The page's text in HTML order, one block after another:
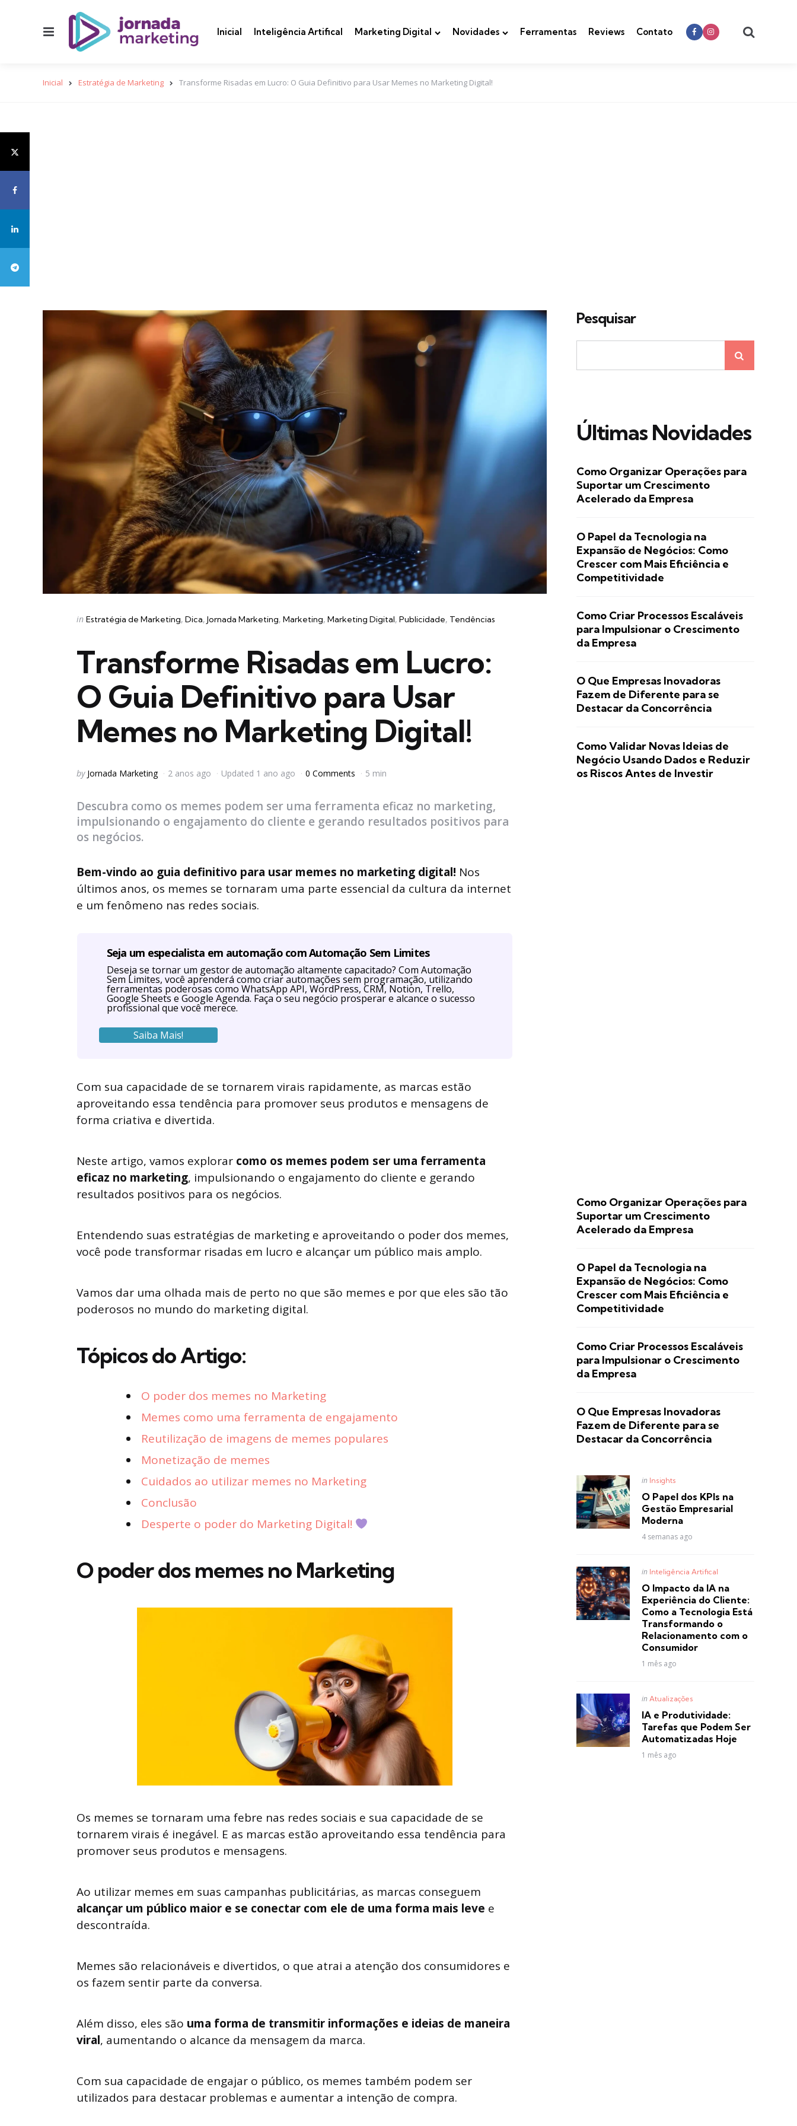
Inicial Inteligência Artifical Marketing Digital Novidades Ferramentas Reviews Contato
Inicial Estratégia de Marketing Transforme Risadas em Lucro: O Guia Definitivo para Usar Memes no Marketing Digital!
Categories
Posted
in Estratégia de Marketing Dica Jornada Marketing Marketing Marketing Digital Publicidade Tendências
Transforme Risadas em Lucro:
O Guia Definitivo para Usar
Memes no Marketing Digital!
Posted
by Jornada Marketing 2 anos ago Updated 1 ano ago 0 Comments 5 min
Descubra como os memes podem ser uma ferramenta eficaz no marketing,
impulsionando o engajamento do cliente e gerando resultados positivos para
os negócios.
Bem-vindo ao guia definitivo para usar memes no marketing digital! Nos
últimos anos, os memes se tornaram uma parte essencial da cultura da internet
e um fenômeno nas redes sociais.
Seja um especialista em automação com Automação Sem Limites
Deseja se tornar um gestor de automação altamente capacitado? Com Automação
Sem Limites, você aprenderá como criar automações sem programação, utilizando
ferramentas poderosas como WhatsApp API, WordPress, CRM, Notion, Trello,
Google Sheets e Google Agenda. Faça o seu negócio prosperar e alcance o sucesso
profissional que você merece.
Saiba Mais!
Com sua capacidade de se tornarem virais rapidamente, as marcas estão
aproveitando essa tendência para promover seus produtos e mensagens de
forma criativa e divertida.
Neste artigo, vamos explorar como os memes podem ser uma ferramenta
eficaz no marketing, impulsionando o engajamento do cliente e gerando
resultados positivos para os negócios.
Entendendo suas estratégias de marketing e aproveitando o poder dos memes,
você pode transformar risadas em lucro e alcançar um público mais amplo.
Vamos dar uma olhada mais de perto no que são memes e por que eles são tão
poderosos no mundo do marketing digital.
Tópicos do Artigo:
O poder dos memes no Marketing
Memes como uma ferramenta de engajamento
Reutilização de imagens de memes populares
Monetização de memes
Cuidados ao utilizar memes no Marketing
Conclusão
Desperte o poder do Marketing Digital!
O poder dos memes no Marketing
Os memes se tornaram uma febre nas redes sociais e sua capacidade de se
tornarem virais é inegável. E as marcas estão aproveitando essa tendência para
promover seus produtos e mensagens.
Ao utilizar memes em suas campanhas publicitárias, as marcas conseguem
alcançar um público maior e se conectar com ele de uma forma mais leve e
descontraída.
Memes são relacionáveis e divertidos, o que atrai a atenção dos consumidores e
os fazem sentir parte da conversa.
Além disso, eles são uma forma de transmitir informações e ideias de maneira
viral, aumentando o alcance da mensagem da marca.
Com sua capacidade de engajar o público, os memes também podem ser
utilizados para destacar problemas e aumentar a intenção de compra.
Pesquisar
Últimas Novidades
Como Organizar Operações para
Suportar um Crescimento
Acelerado da Empresa
O Papel da Tecnologia na
Expansão de Negócios: Como
Crescer com Mais Eficiência e
Competitividade
Como Criar Processos Escaláveis
para Impulsionar o Crescimento
da Empresa
O Que Empresas Inovadoras
Fazem de Diferente para se
Destacar da Concorrência
Como Validar Novas Ideias de
Negócio Usando Dados e Reduzir
os Riscos Antes de Investir
Como Organizar Operações para
Suportar um Crescimento
Acelerado da Empresa
O Papel da Tecnologia na
Expansão de Negócios: Como
Crescer com Mais Eficiência e
Competitividade
Como Criar Processos Escaláveis
para Impulsionar o Crescimento
da Empresa
O Que Empresas Inovadoras
Fazem de Diferente para se
Destacar da Concorrência
Posted
in Insights
O Papel dos KPIs na
Gestão Empresarial
Moderna
4 semanas ago
Posted
in Inteligência Artifical
O Impacto da IA na
Experiência do Cliente:
Como a Tecnologia Está
Transformando o
Relacionamento com o
Consumidor
1 mês ago
Posted
in Atualizações
IA e Produtividade:
Tarefas que Podem Ser
Automatizadas Hoje
1 mês ago